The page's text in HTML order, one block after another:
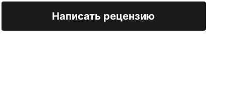
Написать рецензию